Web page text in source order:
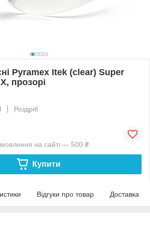
Pyramex Itek (clear) Super
прозорі
Роздріб
на сайті — 500 ₴
Купити
Відгуки про товар Доставка